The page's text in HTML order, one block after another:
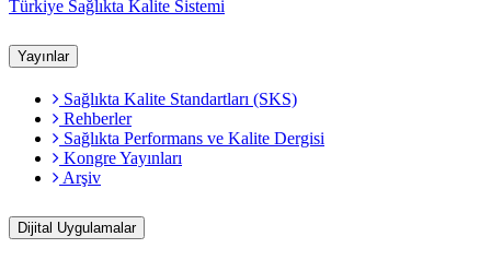
Türkiye Sağlıkta Kalite Sistemi
Yayınlar
Sağlıkta Kalite Standartları (SKS)
Rehberler
Sağlıkta Performans ve Kalite Dergisi
Kongre Yayınları
Arşiv
Dijital Uygulamalar